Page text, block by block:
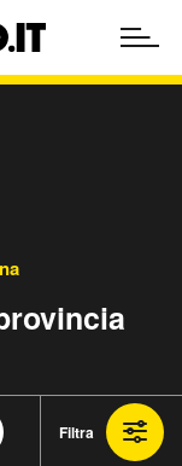
Filtra